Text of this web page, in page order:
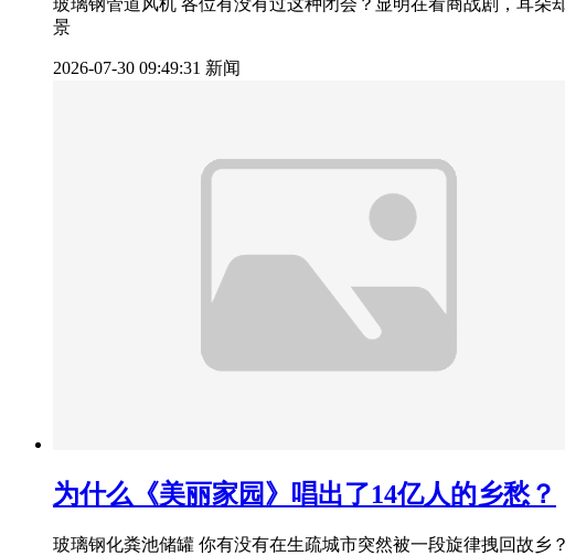
玻璃钢管道风机 各位有没有过这种闭会？显明在看商战剧，耳
景
2026-07-30 09:49:31 新闻
为什么《美丽家园》唱出了14亿人的乡愁？
玻璃钢化粪池储罐 你有没有在生疏城市突然被一段旋律拽回故